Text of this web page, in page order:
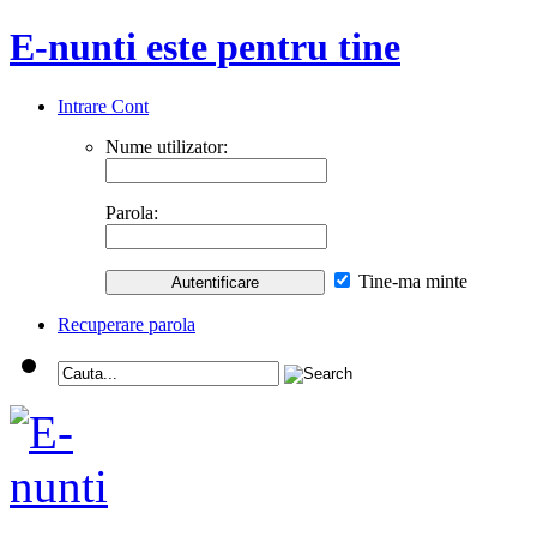
E-nunti este pentru tine
Intrare Cont
Nume utilizator:
Parola:
Tine-ma minte
Recuperare parola